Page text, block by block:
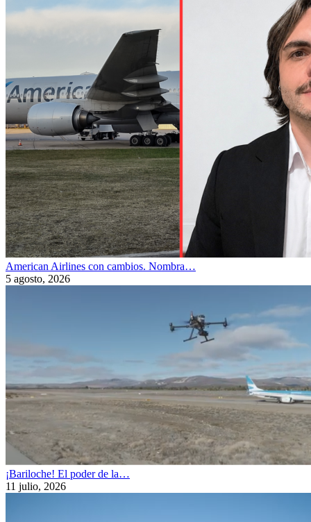
American Airlines con cambios. Nombra…
5 agosto, 2026
¡Bariloche! El poder de la…
11 julio, 2026